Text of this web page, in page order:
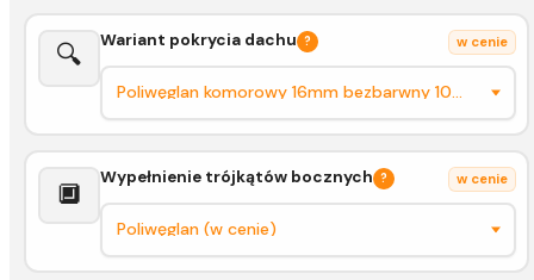
🔍 Wariant pokrycia dachu ? w cenie
🔲
Wypełnienie trójkątów bocznych ? w cenie